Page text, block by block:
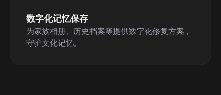
数字化记忆保存
为家族相册、历史档案等提供数字化修复方案，
守护文化记忆。